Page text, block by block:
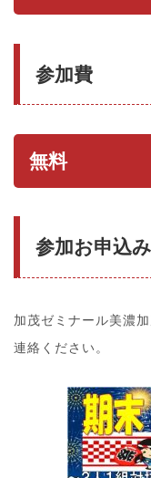
参加費
無料
参加お申込
加茂ゼミナール美濃
連絡ください。